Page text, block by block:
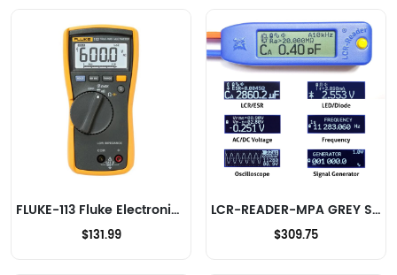
FLUKE-113 Fluke Electronics Multimeter
$131.99
LCR-READER-MPA GREY Siborg Systems Inc. Multimeter
$309.75